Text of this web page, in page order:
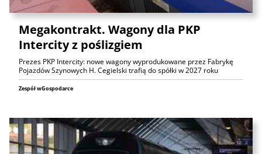
Megakontrakt. Wagony dla PKP
Intercity z poślizgiem
Prezes PKP Intercity: nowe wagony wyprodukowane przez Fabrykę
Pojazdów Szynowych H. Cegielski trafią do spółki w 2027 roku
Zespół wGospodarce